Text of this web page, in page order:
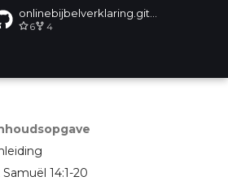
6 4
Samuël 14:1-20